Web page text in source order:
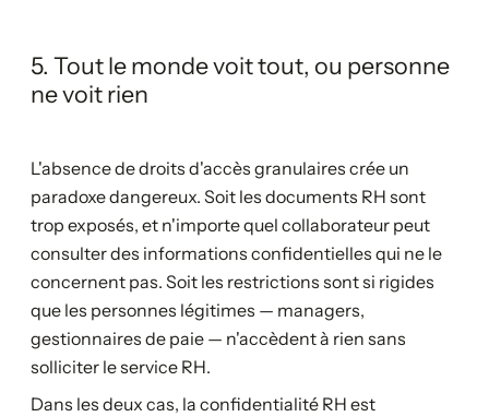
5. Tout le monde voit tout, ou personne
ne voit rien
L'absence de droits d'accès granulaires crée un
paradoxe dangereux. Soit les documents RH sont
trop exposés, et n'importe quel collaborateur peut
consulter des informations confidentielles qui ne le
concernent pas. Soit les restrictions sont si rigides
que les personnes légitimes — managers,
gestionnaires de paie — n'accèdent à rien sans
solliciter le service RH.
Dans les deux cas, la confidentialité RH est